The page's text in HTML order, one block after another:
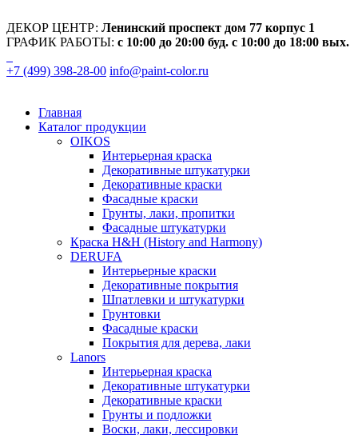
ДЕКОР ЦЕНТР: Ленинский проспект дом 77 корпус 1
ГРАФИК РАБОТЫ: с 10:00 до 20:00 буд. с 10:00 до 18:00 вых.
+7 (499) 398-28-00 info@paint-color.ru
Главная
Каталог продукции
OIKOS
Интерьерная краска
Декоративные штукатурки
Декоративные краски
Фасадные краски
Грунты, лаки, пропитки
Фасадные штукатурки
Краска H&H (History and Harmony)
DERUFA
Интерьерные краски
Декоративные покрытия
Шпатлевки и штукатурки
Грунтовки
Фасадные краски
Покрытия для дерева, лаки
Lanors
Интерьерная краска
Декоративные штукатурки
Декоративные краски
Грунты и подложки
Воски, лаки, лессировки